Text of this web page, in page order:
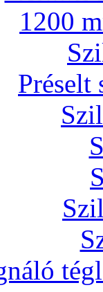
1200
Préselt